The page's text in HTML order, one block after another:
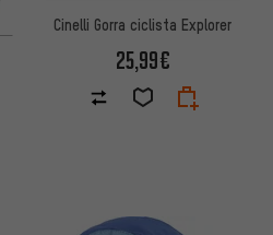
Cinelli Gorra ciclista Explorer
25,99€